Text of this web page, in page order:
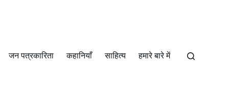
जन पत्रकारिता कहानियाँ साहित्‍य हमारे बारे में